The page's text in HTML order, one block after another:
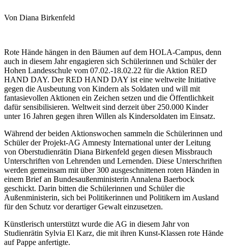
Von Diana Birkenfeld
Rote Hände hängen in den Bäumen auf dem HOLA-Campus, denn
auch in diesem Jahr engagieren sich Schülerinnen und Schüler der
Hohen Landesschule vom 07.02.-18.02.22 für die Aktion RED
HAND DAY. Der RED HAND DAY ist eine weltweite Initiative
gegen die Ausbeutung von Kindern als Soldaten und will mit
fantasievollen Aktionen ein Zeichen setzen und die Öffentlichkeit
dafür sensibilisieren. Weltweit sind derzeit über 250.000 Kinder
unter 16 Jahren gegen ihren Willen als Kindersoldaten im Einsatz.
Während der beiden Aktionswochen sammeln die Schülerinnen und
Schüler der Projekt-AG Amnesty International unter der Leitung
von Oberstudienrätin Diana Birkenfeld gegen diesen Missbrauch
Unterschriften von Lehrenden und Lernenden. Diese Unterschriften
werden gemeinsam mit über 300 ausgeschnittenen roten Händen in
einem Brief an Bundesaußenministerin Annalena Baerbock
geschickt. Darin bitten die Schülerinnen und Schüler die
Außenministerin, sich bei Politikerinnen und Politikern im Ausland
für den Schutz vor derartiger Gewalt einzusetzen.
Künstlerisch unterstützt wurde die AG in diesem Jahr von
Studienrätin Sylvia El Karz, die mit ihren Kunst-Klassen rote Hände
auf Pappe anfertigte.